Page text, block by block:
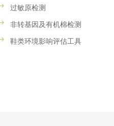
过敏原检测
非转基因及有机棉检测
鞋类环境影响评估工具